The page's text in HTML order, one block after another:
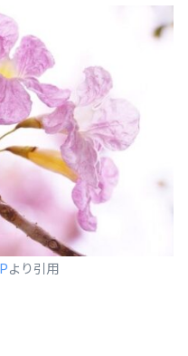
より引用